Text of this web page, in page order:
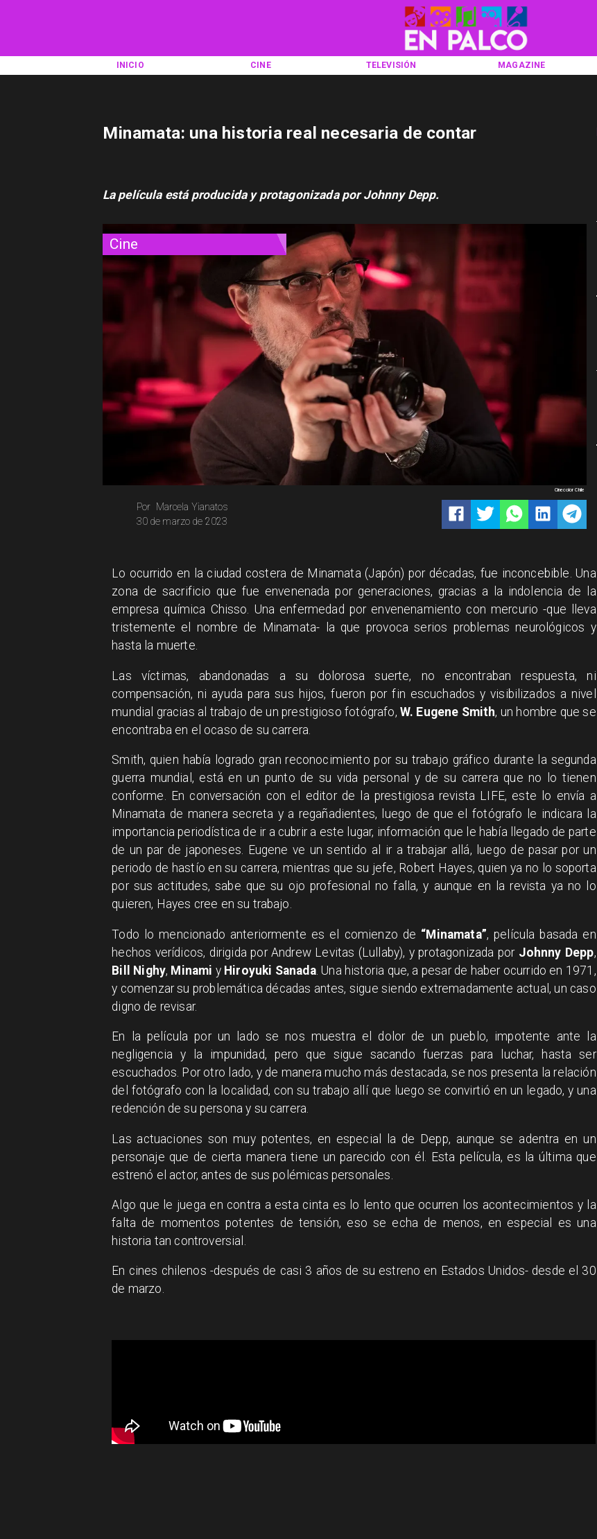
INICIO CINE TELEVISIÓN MAGAZINE
Cine
Marcela Yianatos
Por
30 de marzo de 2023
Cinecolor Chile
Minamata: una historia real necesaria de contar
La película está producida y protagonizada por Johnny Depp.
Lo ocurrido en la ciudad costera de Minamata (Japón) por décadas, fue inconcebible. Una
zona de sacrificio que fue envenenada por generaciones, gracias a la indolencia de la
empresa química Chisso. Una enfermedad por envenenamiento con mercurio -que lleva
tristemente el nombre de Minamata- la que provoca serios problemas neurológicos y
hasta la muerte.
Las víctimas, abandonadas a su dolorosa suerte, no encontraban respuesta, ni
compensación, ni ayuda para sus hijos, fueron por fin escuchados y visibilizados a nivel
mundial gracias al trabajo de un prestigioso fotógrafo, W. Eugene Smith, un hombre que se
encontraba en el ocaso de su carrera.
Smith, quien había logrado gran reconocimiento por su trabajo gráfico durante la segunda
guerra mundial, está en un punto de su vida personal y de su carrera que no lo tienen
conforme. En conversación con el editor de la prestigiosa revista LIFE, este lo envía a
Minamata de manera secreta y a regañadientes, luego de que el fotógrafo le indicara la
importancia periodística de ir a cubrir a este lugar, información que le había llegado de parte
de un par de japoneses. Eugene ve un sentido al ir a trabajar allá, luego de pasar por un
periodo de hastío en su carrera, mientras que su jefe, Robert Hayes, quien ya no lo soporta
por sus actitudes, sabe que su ojo profesional no falla, y aunque en la revista ya no lo
quieren, Hayes cree en su trabajo.
Todo lo mencionado anteriormente es el comienzo de “Minamata”, película basada en
hechos verídicos, dirigida por Andrew Levitas (Lullaby), y protagonizada por Johnny Depp,
Bill Nighy, Minami y Hiroyuki Sanada. Una historia que, a pesar de haber ocurrido en 1971,
y comenzar su problemática décadas antes, sigue siendo extremadamente actual, un caso
digno de revisar.
En la película por un lado se nos muestra el dolor de un pueblo, impotente ante la
negligencia y la impunidad, pero que sigue sacando fuerzas para luchar, hasta ser
escuchados. Por otro lado, y de manera mucho más destacada, se nos presenta la relación
del fotógrafo con la localidad, con su trabajo allí que luego se convirtió en un legado, y una
redención de su persona y su carrera.
Las actuaciones son muy potentes, en especial la de Depp, aunque se adentra en un
personaje que de cierta manera tiene un parecido con él. Esta película, es la última que
estrenó el actor, antes de sus polémicas personales.
Algo que le juega en contra a esta cinta es lo lento que ocurren los acontecimientos y la
falta de momentos potentes de tensión, eso se echa de menos, en especial es una
historia tan controversial.
En cines chilenos -después de casi 3 años de su estreno en Estados Unidos- desde el 30
de marzo.